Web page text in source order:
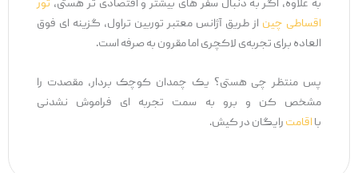
به ‌علاوه، اگر به دنبال سفر های بیشتر و اقتصادی ‌تر هستی،تور
اقساطی چیناز طریق آژانس معتبر توربین تراول، گزینه ‌ای فوق
‌العاده‌ برای تجربه‌ی لاکچری اما مقرون‌ به‌ صرفه است.
پس منتظر چی هستی؟ یک چمدان کوچک بردار، مقصدت را
مشخص کن و برو به سمت تجربه ‌ای فراموش ‌نشدنی
اقامترایگان در کیش.